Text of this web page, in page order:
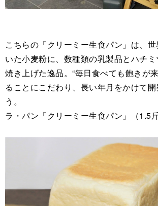
こちらの「クリーミー生食パン」は、
いた小麦粉に、数種類の乳製品とハチ
焼き上げた逸品。“毎日食べても飽きが
ることにこだわり、長い年月をかけて
う。
ラ・パン「クリーミー生食パン」（1.5